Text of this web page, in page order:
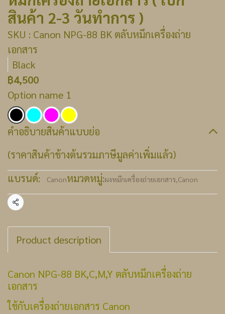
สินค้า 2-3 วันทำการ )
SKU : Canon NPG-88 BK ตลับหมึกเครื่องถ่าย
เอกสาร
Black
฿4,500
Option name 1
คำอธิบายสินค้าแบบย่อ
(ราคาสินค้าข้างต้นรวมภาษีมูลค่าเพิ่มแล้ว)
แบรนด์:
Canonหมวดหมู่:ผงหมึกเครื่องถ่ายเอกสาร,Canon
แชร์
Product description
Canon NPG-88 BK,C,M,Y ตลับหมึกเครื่องถ่าย
เอกสาร
ใช้กับเครื่องถ่ายเอกสาร Canon